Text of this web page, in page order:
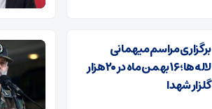
برگزاری مراسم میهمانی
لاله‌ها؛ ۱۶ بهمن ماه در ۲۰هزار
گلزار شهدا